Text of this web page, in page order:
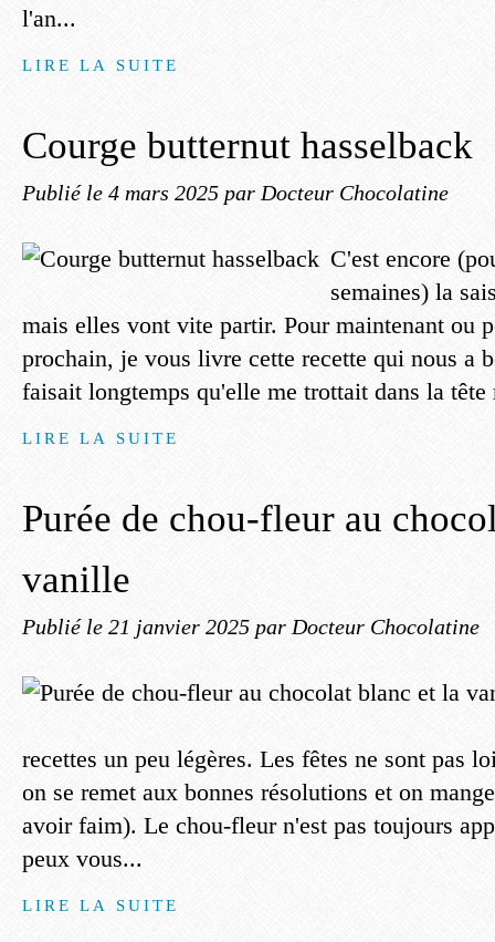
l'an...
LIRE LA SUITE
Courge butternut hasselback
Publié le 4 mars 2025 par Docteur Chocolatine
C'est encore
semaines) la
mais elles vont vite partir. Pour maintenant ou
prochain, je vous livre cette recette qui nous a
faisait longtemps qu'elle me trottait dans la tête
LIRE LA SUITE
Purée de chou-fleur au
vanille
Publié le 21 janvier 2025 par Docteur Chocolatine
recettes un peu légères. Les fêtes ne sont pas
on se remet aux bonnes résolutions et on
avoir faim). Le chou-fleur n'est pas toujours
peux vous...
LIRE LA SUITE